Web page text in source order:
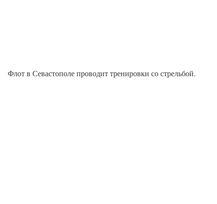
Флот в Севастополе проводит тренировки со стрельбой.